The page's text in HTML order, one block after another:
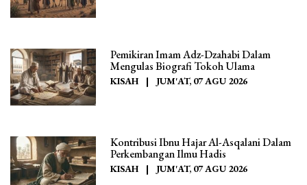
Pemikiran Imam Adz-Dzahabi Dalam
Mengulas Biografi Tokoh Ulama
KISAH | JUM'AT, 07 AGU 2026
Kontribusi Ibnu Hajar Al-Asqalani Dalam
Perkembangan Ilmu Hadis
KISAH | JUM'AT, 07 AGU 2026